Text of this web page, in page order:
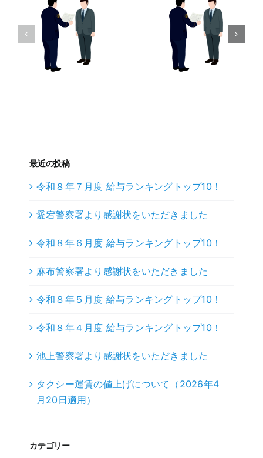
最近の投稿
令和８年７月度 給与ランキングトップ10！
愛宕警察署より感謝状をいただきました
令和８年６月度 給与ランキングトップ10！
麻布警察署より感謝状をいただきました
令和８年５月度 給与ランキングトップ10！
令和８年４月度 給与ランキングトップ10！
池上警察署より感謝状をいただきました
タクシー運賃の値上げについて（2026年4
月20日適用）
カテゴリー